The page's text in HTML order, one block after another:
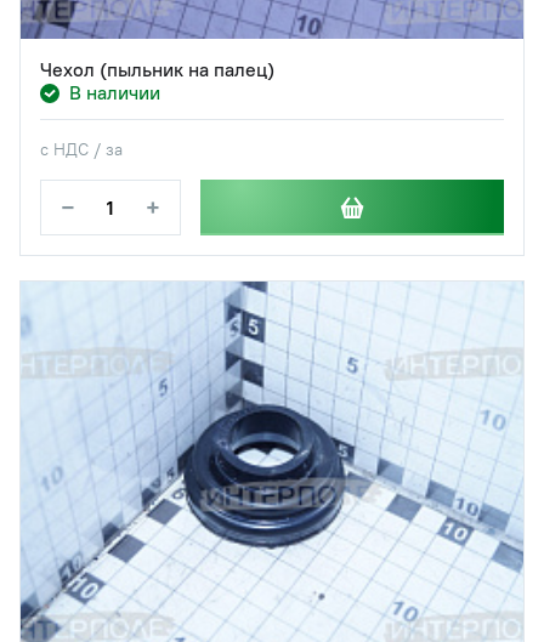
Чехол (пыльник на палец)
В наличии
с НДС / за
− +